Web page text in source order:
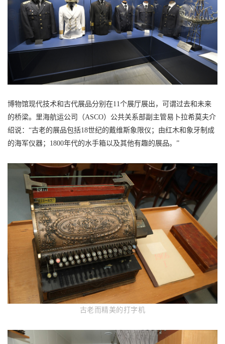
博物馆现代技术和古代展品分别在11个展厅展出，可谓过去和未来
的桥梁。里海航运公司（ASCO）公共关系部副主管易卜拉希莫夫介
绍说：“古老的展品包括18世纪的戴维斯象限仪；由红木和象牙制成
的海军仪器；1800年代的水手箱以及其他有趣的展品。”
古老而精美的打字机